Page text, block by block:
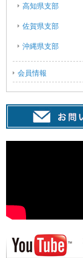
高知県支部
佐賀県支部
沖縄県支部
会員情報